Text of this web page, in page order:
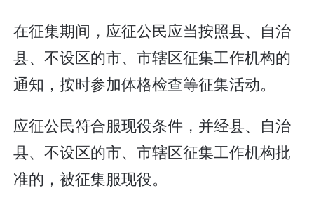
在征集期间，应征公民应当按照县、自治
县、不设区的市、市辖区征集工作机构的
通知，按时参加体格检查等征集活动。
应征公民符合服现役条件，并经县、自治
县、不设区的市、市辖区征集工作机构批
准的，被征集服现役。